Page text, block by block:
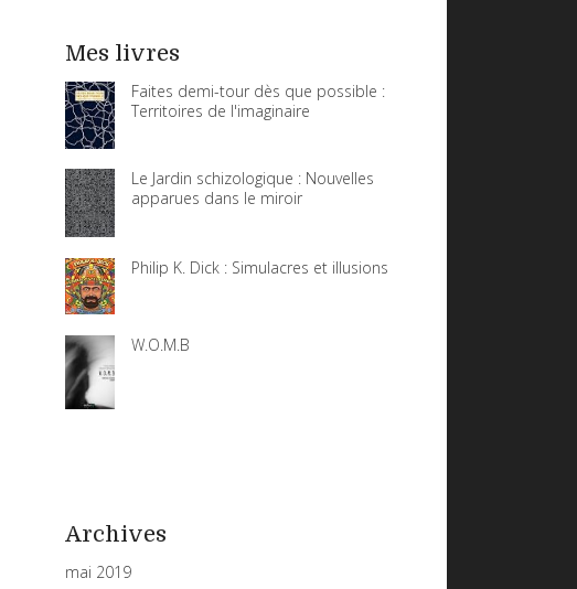
Mes livres
Faites demi-tour dès que possible :
Territoires de l'imaginaire
Le Jardin schizologique : Nouvelles
apparues dans le miroir
Philip K. Dick : Simulacres et illusions
W.O.M.B
Archives
mai 2019